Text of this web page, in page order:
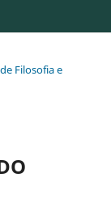
Filosofia e